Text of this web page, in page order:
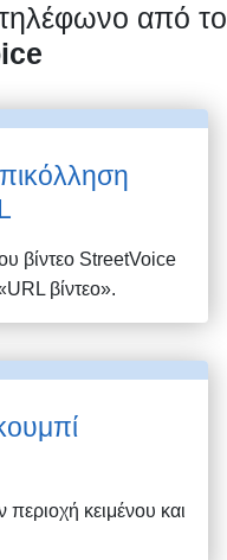
τηλέφωνο από το
βίντεο StreetVoice
βίντεο».
κειμένου και